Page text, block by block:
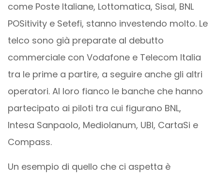
come Poste Italiane, Lottomatica, Sisal, BNL
POSitivity e Setefi, stanno investendo molto. Le
telco sono già preparate al debutto
commerciale con Vodafone e Telecom Italia
tra le prime a partire, a seguire anche gli altri
operatori. Al loro fianco le banche che hanno
partecipato ai piloti tra cui figurano BNL,
Intesa Sanpaolo, Mediolanum, UBI, CartaSi e
Compass.
Un esempio di quello che ci aspetta è